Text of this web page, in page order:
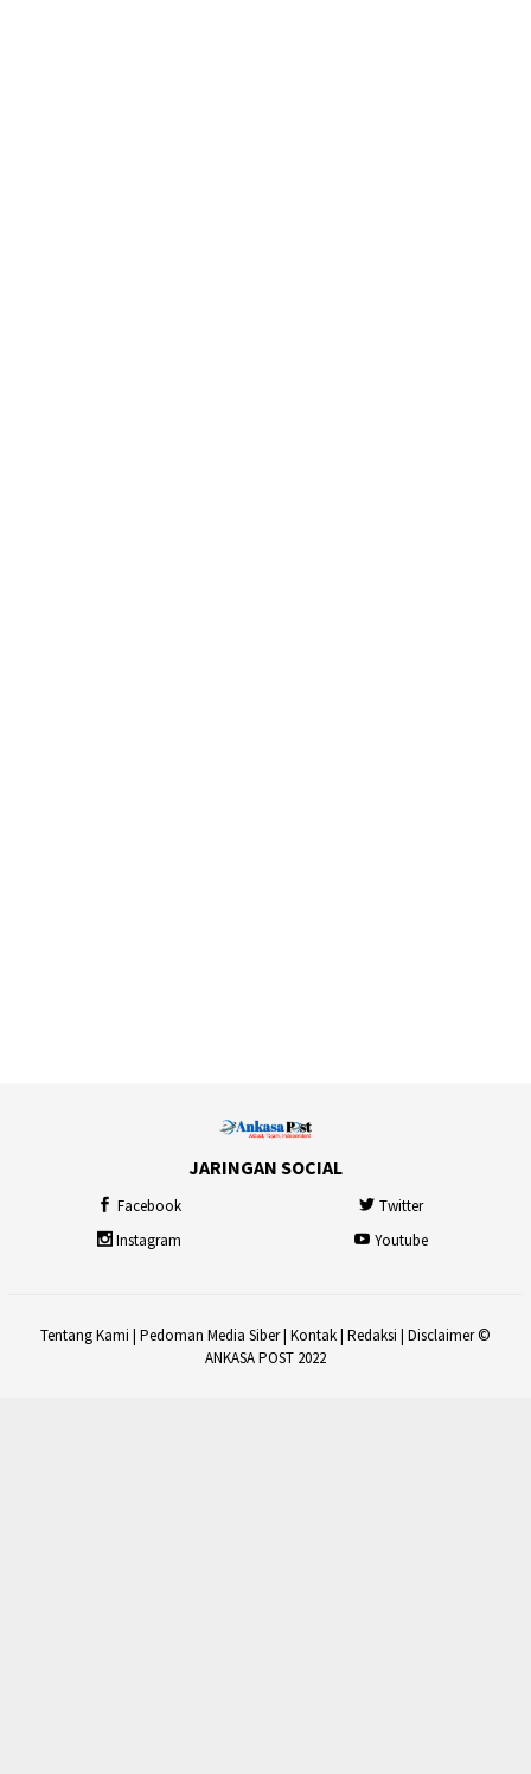
JARINGAN SOCIAL
Facebook
Twitter
Instagram
Youtube
Tentang Kami | Pedoman Media Siber| Kontak| Redaksi | Disclaimer©
ANKASA POST 2022